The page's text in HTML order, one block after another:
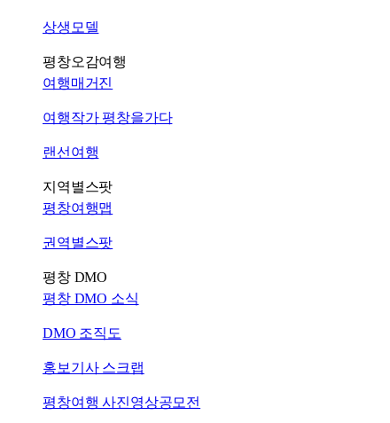
상생모델
평창오감여행
여행매거진
여행작가 평창을가다
랜선여행
지역별스팟
평창여행맵
권역별스팟
평창 DMO
평창 DMO 소식
DMO 조직도
홍보기사 스크랩
평창여행 사진영상공모전